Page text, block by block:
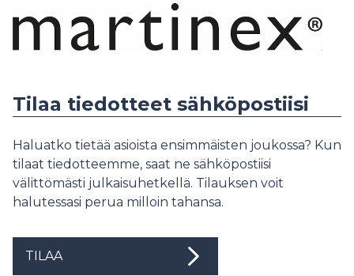
Tilaa tiedotteet sähköpostiisi
Haluatko tietää asioista ensimmäisten joukossa? Kun
tilaat tiedotteemme, saat ne sähköpostiisi
välittömästi julkaisuhetkellä. Tilauksen voit
halutessasi perua milloin tahansa.
TILAA